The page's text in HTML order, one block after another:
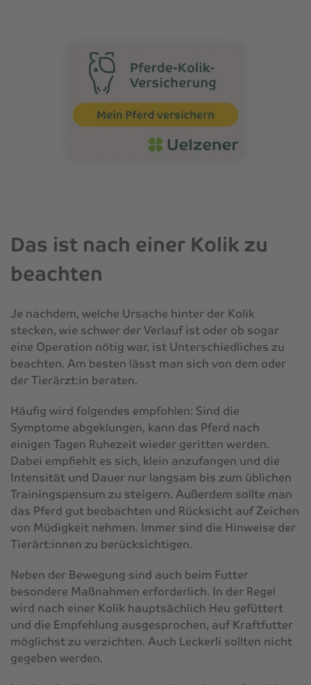
Das ist nach einer Kolik zu
beachten
Je nachdem, welche Ursache hinter der Kolik
stecken, wie schwer der Verlauf ist oder ob sogar
eine Operation nötig war, ist Unterschiedliches zu
beachten. Am besten lässt man sich von dem oder
der Tierärzt:in beraten.
Häufig wird folgendes empfohlen: Sind die
Symptome abgeklungen, kann das Pferd nach
einigen Tagen Ruhezeit wieder geritten werden.
Dabei empfiehlt es sich, klein anzufangen und die
Intensität und Dauer nur langsam bis zum üblichen
Trainingspensum zu steigern. Außerdem sollte man
das Pferd gut beobachten und Rücksicht auf Zeichen
von Müdigkeit nehmen. Immer sind die Hinweise der
Tierärt:innen zu berücksichtigen.
Neben der Bewegung sind auch beim Futter
besondere Maßnahmen erforderlich. In der Regel
wird nach einer Kolik hauptsächlich Heu gefüttert
und die Empfehlung ausgesprochen, auf Kraftfutter
möglichst zu verzichten. Auch Leckerli sollten nicht
gegeben werden.